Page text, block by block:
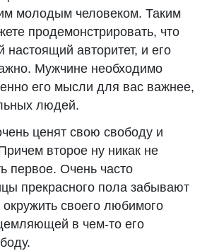
молодым человеком. Таким
продемонстрировать, что
авторитет, и его
Мужчине необходимо
его мысли для вас важнее,
людей.
ценят свою свободу и
второе ну никак не
первое. Очень часто
прекрасного пола забывают
своего любимого
в чем-то его